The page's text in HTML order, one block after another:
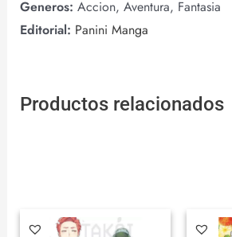
Generos: Accion, Aventura, Fantasia
Editorial: Panini Manga
Productos relacionados